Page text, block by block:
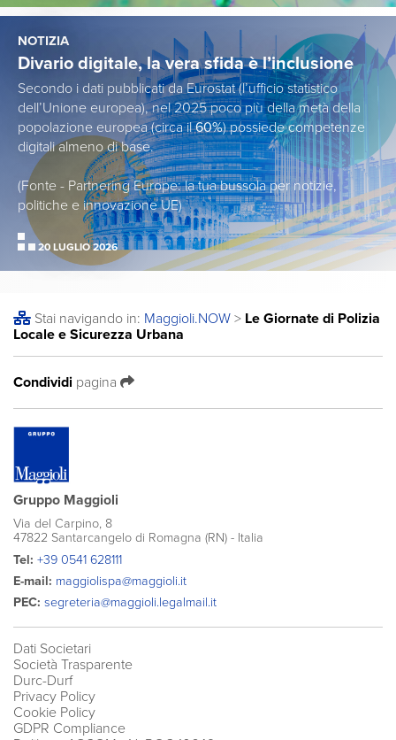
NOTIZIA
Divario digitale, la vera sfida è l’inclusione
Secondo i dati pubblicati da Eurostat (l’ufficio statistico
dell’Unione europea), nel 2025 poco più della metà della
popolazione europea (circa il60%) possiede competenze
digitali almeno di base.
(Fonte - Partnering Europe: la tua bussola per notizie,
politiche e innovazione UE)
20 LUGLIO 2026
Stai navigando in: Maggioli.NOW > Le Giornate di Polizia
Locale e Sicurezza Urbana
Condividi pagina
Gruppo Maggioli
Via del Carpino, 8
47822 Santarcangelo di Romagna (RN) - Italia
Tel: +39 0541 628111
E-mail: maggiolispa@maggioli.it
PEC: segreteria@maggioli.legalmail.it
Dati Societari
Società Trasparente
Durc-Durf
Privacy Policy
Cookie Policy
GDPR Compliance